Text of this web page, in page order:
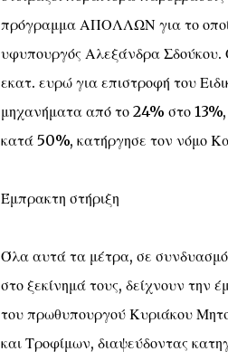
πρόγραμμα ΑΠΟΛΛΩΝ για το
υφυπουργός Αλεξάνδρα Σδούκου.
εκατ. ευρώ για επιστροφή του
μηχανήματα από το 24% στο
κατά 50%, κατήργησε τον νόμο
Έμπρακτη στήριξη
Όλα αυτά τα μέτρα, σε
στο ξεκίνημά τους, δείχνουν την
του πρωθυπουργού Κυριάκου
και Τροφίμων, διαψεύδοντας